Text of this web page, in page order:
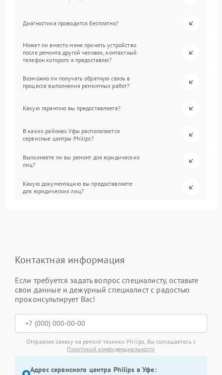
Диагностика проводится бесплатно?
Может ли вместо меня принять устройство
после ремонта другой человек, контактный
телефон которого я предоставлю?
Возможно ли получать обратную связь в
процессе выполнения ремонтных работ?
Какую гарантию вы предоставляете?
В каких районах Уфы располагаются
сервисные центры Philips?
Выполняете ли вы ремонт для юридических
лиц?
Какую документацию вы предоставляете
для юридических лиц?
Контактная информация
Если требуется задать вопрос специалисту, оставьте
свои данные и дежурный специалист с радостью
проконсультирует Вас!
Отправляя заявку на ремонт техники Philips, Вы соглашаетесь с
Политикой конфиденциальности
Адрес сервисного центра Philips в Уфе: